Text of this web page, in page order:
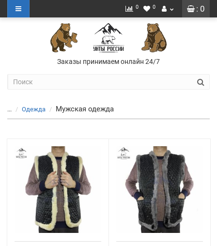
: 0
0 0
Заказы принимаем онлайн 24/7
... Одежда Мужская одежда